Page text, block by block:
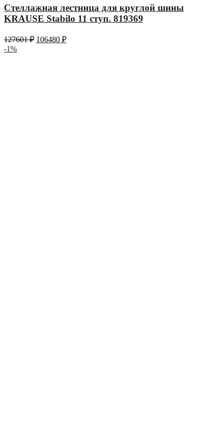
Стеллажная лестница для круглой шины
KRAUSE Stabilo 11 ступ. 819369
127601₽ 106480 ₽
-1%